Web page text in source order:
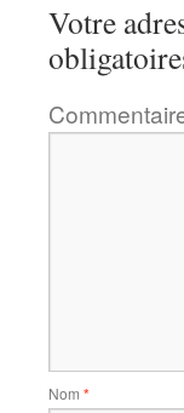
Votre
Nom *